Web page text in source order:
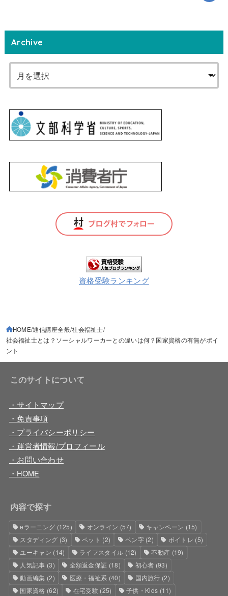
Archive
資格受験ランキング
HOME 通信講座全般 社会福祉士
社会福祉士とは？ソーシャルワーカーとの違いは何？国家資格の有無がポイ
ント
このサイトについて
・サイトマップ
・免責事項
・プライバシーポリシー
・運営者情報/プロフィール
・お問い合わせ
・HOME
内容で探す
eラーニング (125) オンライン (57) キャンペーン (15)
スタディング (3) ペット (2) ペン字 (2) ボイトレ (5)
ユーキャン (14) ライフスタイル (12) 不動産 (19)
人気記事 (3) 全額返金保証 (18) 初心者 (93)
動画編集 (2) 医療・福祉系 (40) 国内旅行 (2)
国家資格 (62) 在宅受験 (25) 子供・Kids (11)